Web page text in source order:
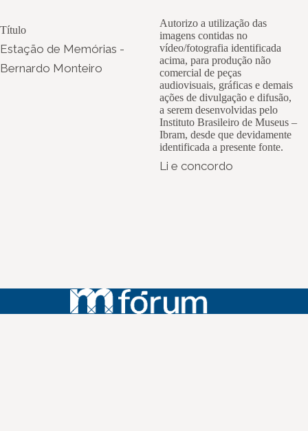
Título
Estação de Memórias -
Bernardo Monteiro
Autorizo a utilização das
imagens contidas no
vídeo/fotografia identificada
acima, para produção não
comercial de peças
audiovisuais, gráficas e demais
ações de divulgação e difusão,
a serem desenvolvidas pelo
Instituto Brasileiro de Museus –
Ibram, desde que devidamente
identificada a presente fonte.
Li e concordo